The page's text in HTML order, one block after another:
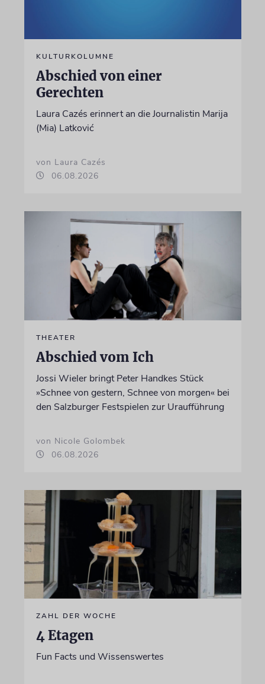
KULTURKOLUMNE
Abschied von einer
Gerechten
Laura Cazés erinnert an die Journalistin Marija
(Mia) Latković
von Laura Cazés
06.08.2026
THEATER
Abschied vom Ich
Jossi Wieler bringt Peter Handkes Stück
»Schnee von gestern, Schnee von morgen« bei
den Salzburger Festspielen zur Uraufführung
von Nicole Golombek
06.08.2026
ZAHL DER WOCHE
4 Etagen
Fun Facts und Wissenswertes